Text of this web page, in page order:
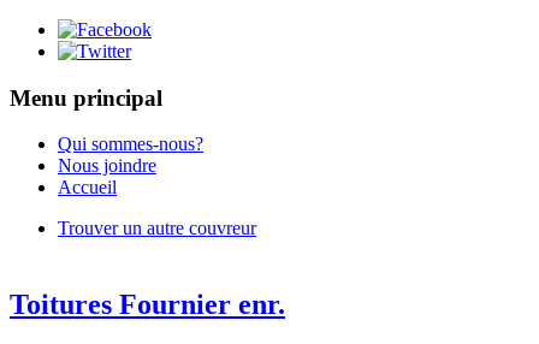
Menu principal
Qui sommes-nous?
Nous joindre
Accueil
Trouver un autre couvreur
Toitures Fournier enr.